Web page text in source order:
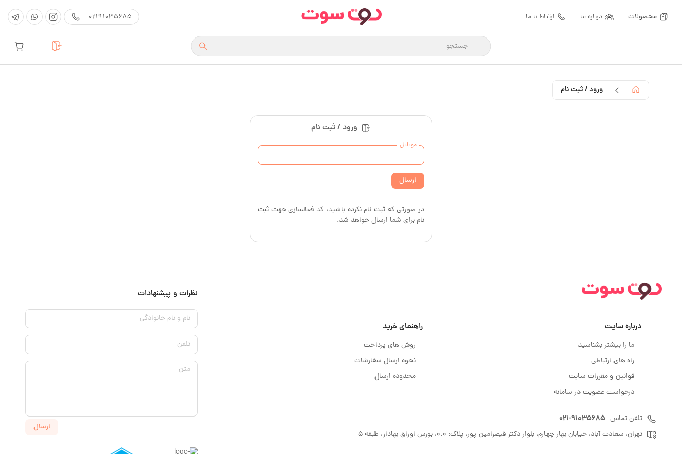
محصولات درباره ما ارتباط با ما 02191035685
ورود / ثبت نام
ورود / ثبت نام
موبایل
ارسال
در صورتی که ثبت نام نکرده باشید، کد فعالسازی جهت ثبت
نام برای شما ارسال خواهد شد.
درباره سایت
ما را بیشتر بشناسید
راه های ارتباطی
قوانین و مقررات سایت
درخواست عضویت در سامانه
راهنمای خرید
روش های پرداخت
نحوه ارسال سفارشات
محدوده ارسال
تلفن تماس 021-91035685
تهران، سعادت آباد، خیابان بهار چهارم، بلوار دکتر قیصرامین پور، پلاک: 0.0، بورس اوراق بهادار، طبقه 5
نظرات و پیشنهادات
نام و نام خانوادگی
تلفن
متن
ارسال